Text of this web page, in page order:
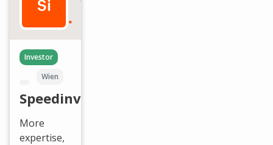
Investor
Wien
Speedinvest
More
expertise,